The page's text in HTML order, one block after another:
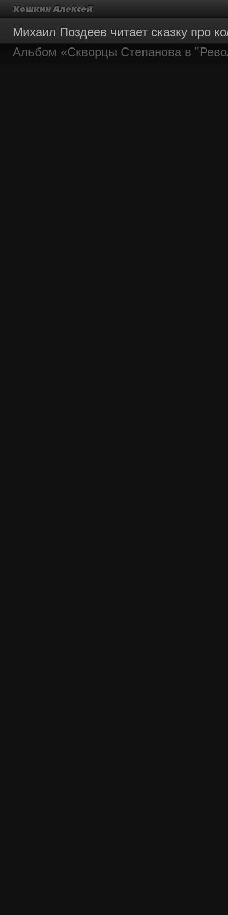
Михаил Поздеев читает сказку про
Альбом «Скворцы Степанова в